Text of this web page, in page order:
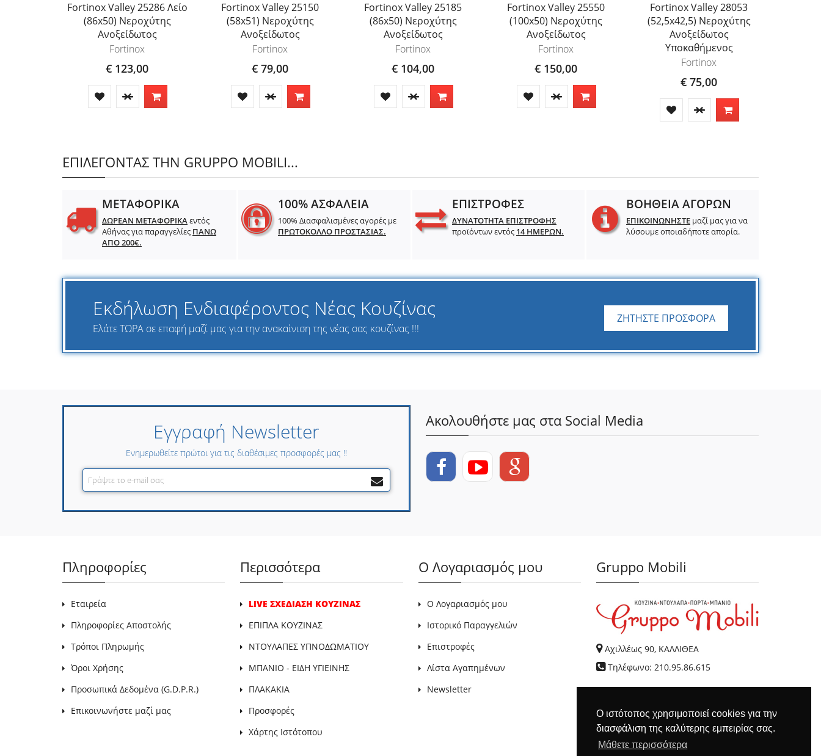
Ο ιστότοπος χρησιμοποιεί cookies για την
διασφάλιση της καλύτερης εμπειρίας σας.
Μάθετε περισσότερα
Fortinox Valley 25286 Λείο
(86x50) Νεροχύτης
Ανοξείδωτος
Fortinox
€ 123,00
Fortinox Valley 25150
(58x51) Νεροχύτης
Ανοξείδωτος
Fortinox
€ 79,00
Fortinox Valley 25185
(86x50) Νεροχύτης
Ανοξείδωτος
Fortinox
€ 104,00
Fortinox Valley 25550
(100x50) Νεροχύτης
Ανοξείδωτος
Fortinox
€ 150,00
Fortinox Valley 28053
(52,5x42,5) Νεροχύτης
Ανοξείδωτος
Υποκαθήμενος
Fortinox
€ 75,00
ΕΠΙΛΕΓΟΝΤΑΣ ΤΗΝ GRUPPO MOBILI...
ΜΕΤΑΦΟΡΙΚΑ
ΔΩΡΕΑΝ ΜΕΤΑΦΟΡΙΚΑεντός
Αθήνας για παραγγελίες ΠΑΝΩ
ΑΠΟ 200€.
100% ΑΣΦΑΛΕΙΑ
100% Διασφαλισμένες αγορές με
ΠΡΩΤΟΚΟΛΛΟ ΠΡΟΣΤΑΣΙΑΣ.
ΕΠΙΣΤΡΟΦΕΣ
ΔΥΝΑΤΟΤΗΤΑ ΕΠΙΣΤΡΟΦΗΣ
προϊόντων εντός 14 ΗΜΕΡΩΝ.
ΒΟΗΘΕΙΑ ΑΓΟΡΩΝ
ΕΠΙΚΟΙΝΩΝΗΣΤΕ μαζί μας για να
λύσουμε οποιαδήποτε απορία.
Εκδήλωση Ενδιαφέροντος Νέας Κουζίνας
Ελάτε ΤΩΡΑ σε επαφή μαζί μας για την ανακαίνιση της νέας σας κουζίνας !!!
ΖΗΤΗΣΤΕ ΠΡΟΣΦΟΡΑ
Εγγραφή Newsletter
Ενημερωθείτε πρώτοι για τις διαθέσιμες προσφορές μας !!
Ακολουθήστε μας στα Social Media
Πληροφορίες
Εταιρεία
Πληροφορίες Αποστολής
Τρόποι Πληρωμής
Όροι Χρήσης
Προσωπικά Δεδομένα (G.D.P.R.)
Επικοινωνήστε μαζί μας
Περισσότερα
LIVE ΣΧΕΔΙΑΣΗ ΚΟΥΖΙΝΑΣ
ΕΠΙΠΛΑ ΚΟΥΖΙΝΑΣ
ΝΤΟΥΛΑΠΕΣ ΥΠΝΟΔΩΜΑΤΙΟΥ
ΜΠΑΝΙΟ - ΕΙΔΗ ΥΓΙΕΙΝΗΣ
ΠΛΑΚΑΚΙΑ
Προσφορές
Χάρτης Ιστότοπου
Ο Λογαριασμός μου
Ο Λογαριασμός μου
Ιστορικό Παραγγελιών
Επιστροφές
Λίστα Αγαπημένων
Newsletter
Gruppo Mobili
Αχιλλέως 90, ΚΑΛΛΙΘΕΑ
Τηλέφωνο: 210.95.86.615